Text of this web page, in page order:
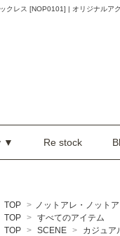
クレス [NOP0101] | オリジナルア
▼ Re stock
TOP > ノットアレ・ノット
TOP > すべてのアイテム
TOP > SCENE >
カジュア